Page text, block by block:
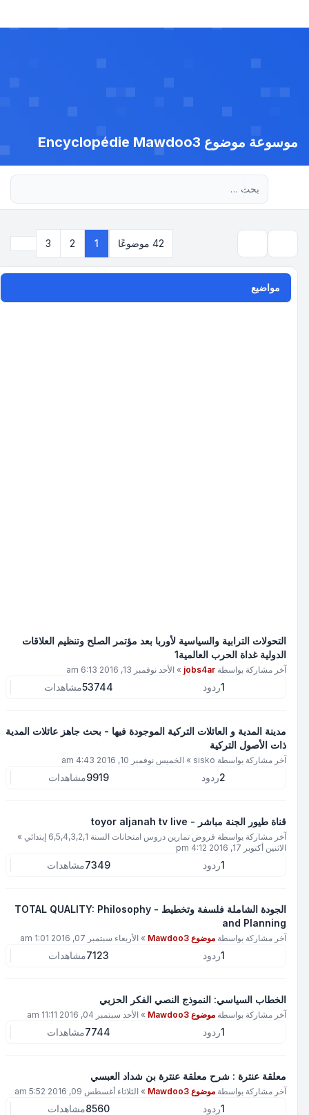
موسوعة موضوع Encyclopédie Mawdoo3
42 موضوعًا
مواضيع
التحولات الترابية والسياسية لأوربا بعد مؤتمر الصلح وتنظيم العلاقات
الدولية غداة الحرب العالمية1
آخر مشاركة بواسطةjobs4ar
»الأحد نوفمبر 13, 2016 6:13 am
ردود 53744مشاهدات
مدينة المدية و العائلات التركية الموجودة فيها - بحث جاهز عائلات المدية
ذات الأصول التركية
آخر مشاركة بواسطةsisko
»الخميس نوفمبر 10, 2016 4:43 am
ردود 9919مشاهدات
قناة طيور الجنة مباشر - toyor aljanah tv live
آخر مشاركة بواسطةفروض تمارين دروس امتحانات السنة 6,5,4,3,2,1 إبتدائي
»
الاثنين أكتوبر 17, 2016 4:12 pm
ردود 7349مشاهدات
الجودة الشاملة فلسفة وتخطيط - TOTAL QUALITY: Philosophy
and Planning
آخر مشاركة بواسطةموضوع Mawdoo3 »الأربعاء سبتمبر 07, 2016 1:01 am
ردود 7123مشاهدات
الخطاب السياسي: النموذج النصي الفكر الحزبي
آخر مشاركة بواسطةموضوع Mawdoo3 »الأحد سبتمبر 04, 2016 11:11 am
ردود 7744مشاهدات
معلقة عنترة : شرح معلقة عنترة بن شداد العبسي
آخر مشاركة بواسطةموضوع Mawdoo3 »الثلاثاء أغسطس 09, 2016 5:52 am
ردود 8560مشاهدات